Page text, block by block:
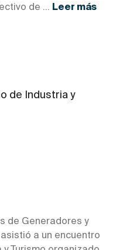
de ... Leer más
de Industria y
de Generadores y
asistió a un encuentro